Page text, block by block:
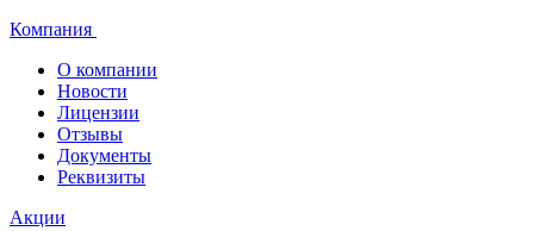
Компания
О компании
Новости
Лицензии
Отзывы
Документы
Реквизиты
Акции